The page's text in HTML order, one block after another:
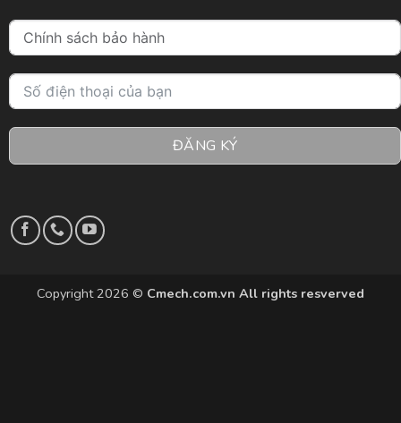
ĐĂNG KÝ
Copyright 2026 © Cmech.com.vn All rights resverved